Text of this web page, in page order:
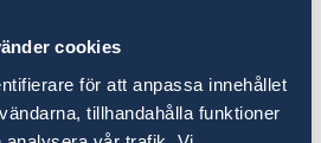
cookies
för att anpassa innehållet
tillhandahålla funktioner
des pays du Golfe
ces effets sont
prolonger pendant plusieurs